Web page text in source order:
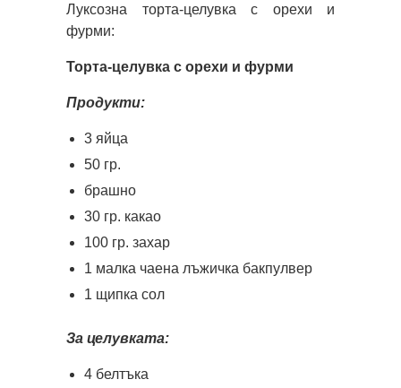
Луксозна торта-целувка с орехи и
фурми:
Торта-целувка с орехи и фурми
Продукти:
3 яйца
50 гр.
брашно
30 гр. какао
100 гр. захар
1 малка чаена лъжичка бакпулвер
1 щипка сол
За целувката:
4 белтъка